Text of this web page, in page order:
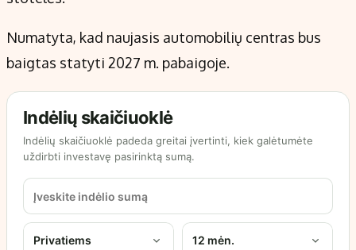
Numatyta, kad naujasis automobilių centras bus
baigtas statyti 2027 m. pabaigoje.